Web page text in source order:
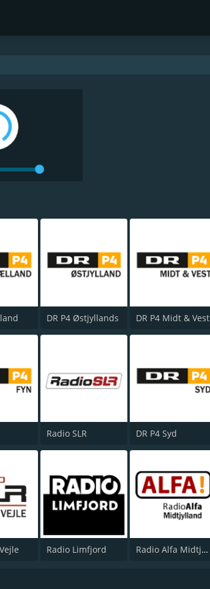
DR P4 Østjyllands DR P4 Midt & Vest
Radio SLR DR P4 Syd
Radio Limfjord Radio Alfa Midtjylland